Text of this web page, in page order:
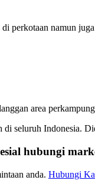
perkotaan namun
area
di seluruh Indonesia.
hubungi
anda. Hubungi